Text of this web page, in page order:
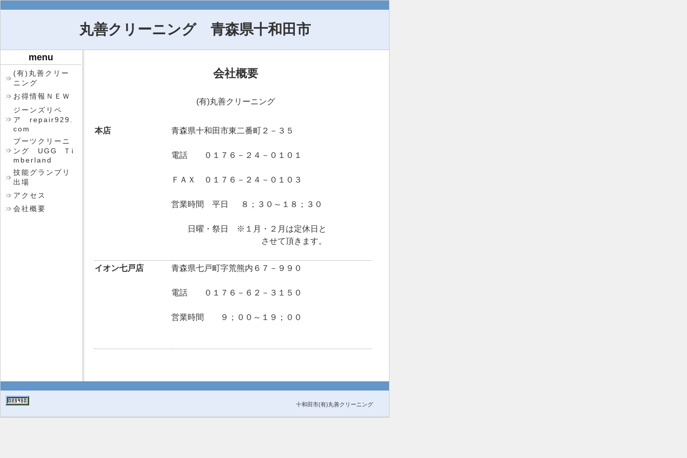
丸善クリーニング 青森県十和田市
menu
(有)丸善クリー
ニング
お得情報ＮＥＷ
ジーンズリペ
ア repair929.
com
ブーツクリーニ
ング UGG Ｔi
mberland
技能グランプリ
出場
アクセス
会社概要
会社概要
(有)丸善クリーニング
本店 青森県十和田市東二番町２－３５
電話 ０１７６－２４－０１０１
ＦＡＸ ０１７６－２４－０１０３
営業時間 平日 ８；３０～１８；３０
日曜・祭日 ※１月・２月は定休日と
させて頂きます。
イオン七戸店 青森県七戸町字荒熊内６７－９９０
電話 ０１７６－６２－３１５０
営業時間 ９；００～１９；００
十和田市(有)丸善クリーニング